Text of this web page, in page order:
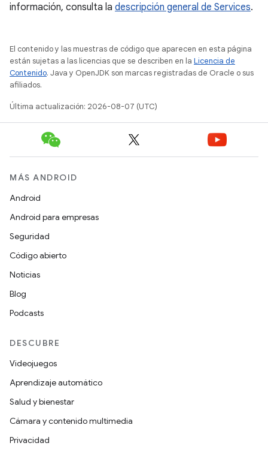
información, consulta la descripción general de Services.
El contenido y las muestras de código que aparecen en esta página
están sujetas a las licencias que se describen en la Licencia de
Contenido. Java y OpenJDK son marcas registradas de Oracle o sus
afiliados.
Última actualización: 2026-08-07 (UTC)
MÁS ANDROID
Android
Android para empresas
Seguridad
Código abierto
Noticias
Blog
Podcasts
DESCUBRE
Videojuegos
Aprendizaje automático
Salud y bienestar
Cámara y contenido multimedia
Privacidad